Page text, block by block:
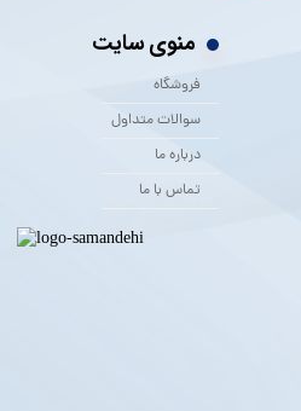
منوی سایت
فروشگاه
سوالات متداول
درباره ما
تماس با ما